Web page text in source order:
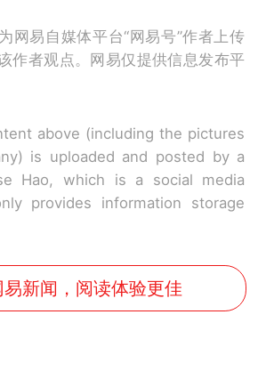
网易自媒体平台“网易号”作者上传
作者观点。网易仅提供信息发布平
above (including the pictures
is uploaded and posted by a
Hao, which is a social media
provides information storage
新闻，阅读体验更佳